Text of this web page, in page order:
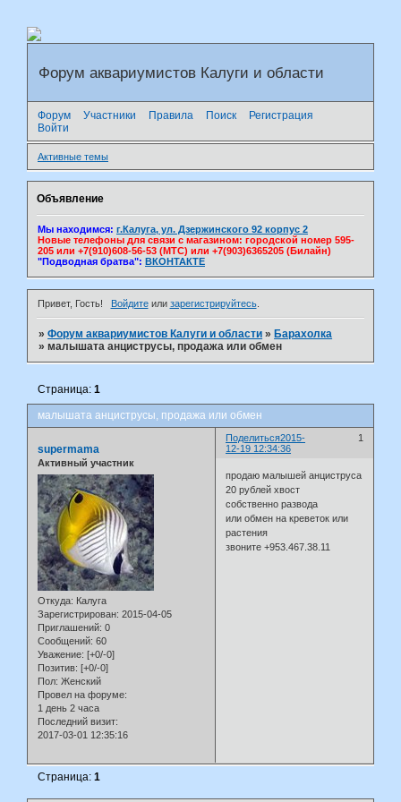
Форум аквариумистов Калуги и области
Форум Участники Правила Поиск
Регистрация
Войти
Активные темы
Объявление
Мы находимся: г.Калуга, ул. Дзержинского 92 корпус 2
Новые телефоны для связи с магазином: городской номер 595-
205 или +7(910)608-56-53 (МТС) или +7(903)6365205 (Билайн)
"Подводная братва": ВКОНТАКТЕ
Привет, Гость! Войдитеили зарегистрируйтесь.
»Форум аквариумистов Калуги и области » Барахолка
»малышата анциструсы, продажа или обмен
малышата анциструсы, продажа или обмен
Страница:1
Поделиться 1
2015-
12-19 12:34:36
supermama
Активный участник
Откуда: Калуга
Зарегистрирован: 2015-04-05
Приглашений: 0
Сообщений: 60
Уважение: [+0/-0]
Позитив: [+0/-0]
Пол: Женский
Провел на форуме:
1 день 2 часа
Последний визит:
2017-03-01 12:35:16
продаю малышей анциструса
20 рублей хвост
собственно развода
или обмен на креветок или
растения
звоните +953.467.38.11
Страница:1